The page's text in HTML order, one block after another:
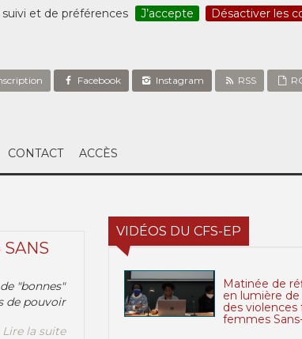
et de préférences J’accepte Désactiver les
Facebook Instagram RSS
CONTACT ACCÈS
"bonnes"
de pouvoir
Lire la suite
VIDÉOS DU CFS-EP
Matinée de
en lumière de
des violences
femmes